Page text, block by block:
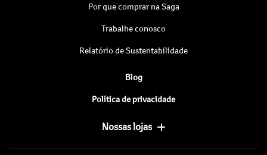
Por que comprar na Saga
Trabalhe conosco
Relatório de Sustentabilidade
Blog
Política de privacidade
Nossas lojas